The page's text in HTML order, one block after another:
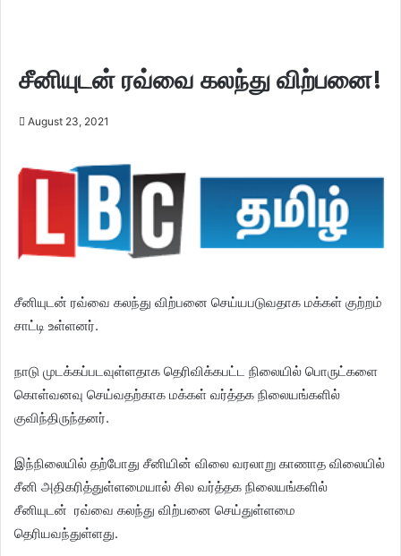
சீனியுடன் ரவ்வை கலந்து விற்பனை!
August 23, 2021
சீனியுடன் ரவ்வை கலந்து விற்பனை செய்யபடுவதாக மக்கள் குற்றம்
சாட்டி உள்ளனர்.
நாடு முடக்கப்படவுள்ளதாக தெரிவிக்கபட்ட நிலையில் பொருட்களை
கொள்வனவு செய்வதற்காக மக்கள் வர்த்தக நிலையங்களில்
குவிந்திருந்தனர்.
இந்நிலையில் தற்போது சீனியின் விலை வரலாறு காணாத விலையில்
சீனி அதிகரித்துள்ளமையால் சில வர்த்தக நிலையங்களில்
சீனியுடன் ரவ்வை கலந்து விற்பனை செய்துள்ளமை
தெரியவந்துள்ளது.